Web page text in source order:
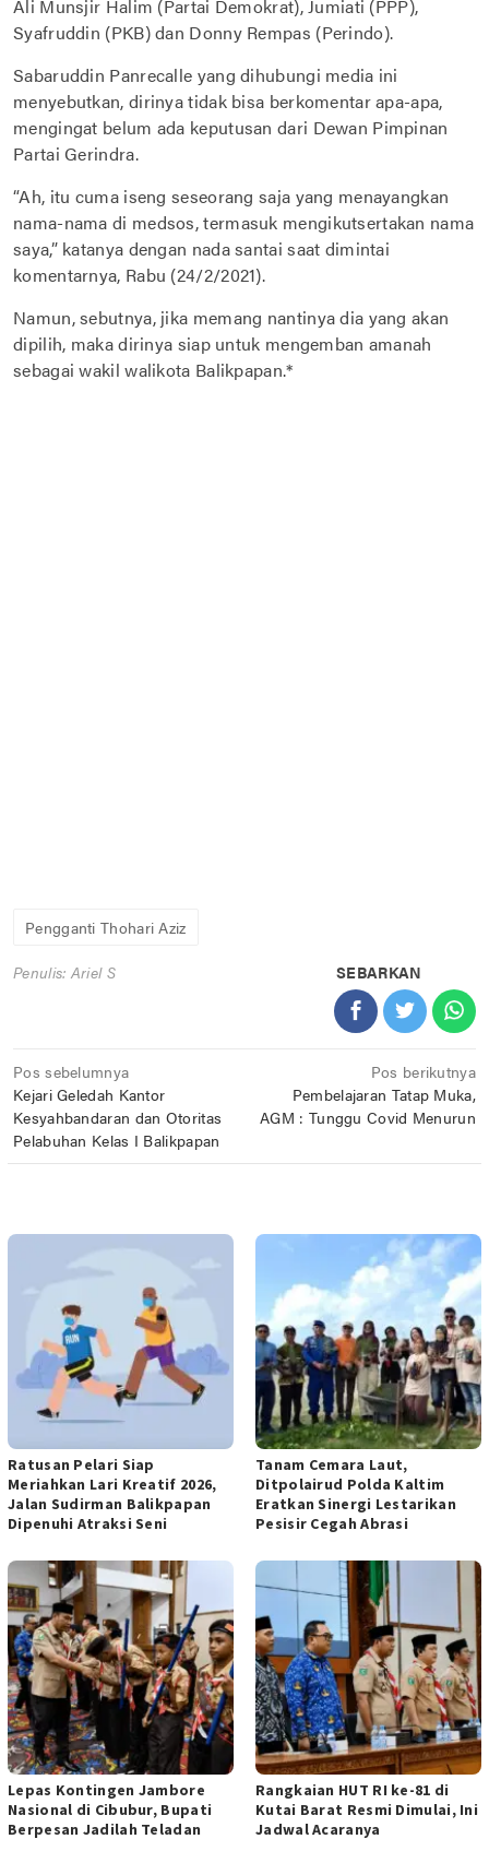
Ali Munsjir Halim (Partai Demokrat), Jumiati (PPP),
Syafruddin (PKB) dan Donny Rempas (Perindo).
Sabaruddin Panrecalle yang dihubungi media ini
menyebutkan, dirinya tidak bisa berkomentar apa-apa,
mengingat belum ada keputusan dari Dewan Pimpinan
Partai Gerindra.
“Ah, itu cuma iseng seseorang saja yang menayangkan
nama-nama di medsos, termasuk mengikutsertakan nama
saya,” katanya dengan nada santai saat dimintai
komentarnya, Rabu (24/2/2021).
Namun, sebutnya, jika memang nantinya dia yang akan
dipilih, maka dirinya siap untuk mengemban amanah
sebagai wakil walikota Balikpapan.*
Pengganti Thohari Aziz
Penulis: Ariel S SEBARKAN
Navigasi
pos
Pos sebelumnya
Kejari Geledah Kantor
Kesyahbandaran dan Otoritas
Pelabuhan Kelas I Balikpapan
Pos berikutnya
Pembelajaran Tatap Muka,
AGM : Tunggu Covid Menurun
Ratusan Pelari Siap
Meriahkan Lari Kreatif 2026,
Jalan Sudirman Balikpapan
Dipenuhi Atraksi Seni
Tanam Cemara Laut,
Ditpolairud Polda Kaltim
Eratkan Sinergi Lestarikan
Pesisir Cegah Abrasi
Lepas Kontingen Jambore
Nasional di Cibubur, Bupati
Berpesan Jadilah Teladan
Rangkaian HUT RI ke-81 di
Kutai Barat Resmi Dimulai, Ini
Jadwal Acaranya